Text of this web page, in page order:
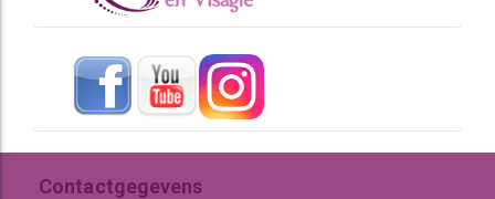
Contactgegevens